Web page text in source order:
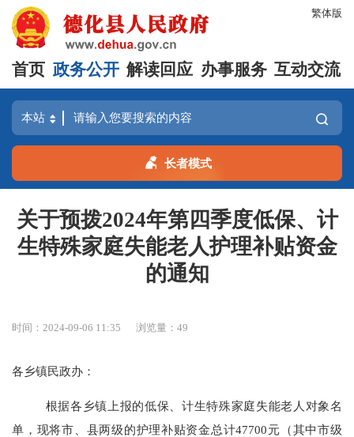
繁体版
首页 政务公开 解读回应 办事服务 互动交流
长者模式
关于预拨2024年第四季度低保、计
生特殊家庭失能老人护理补贴资金
的通知
时间：2024-09-06 11:35 浏览量：49
各乡镇民政办：
根据各乡镇上报的低保、计生特殊家庭失能老人对象名
单，现将市、县两级的护理补贴资金总计47700元（其中市级